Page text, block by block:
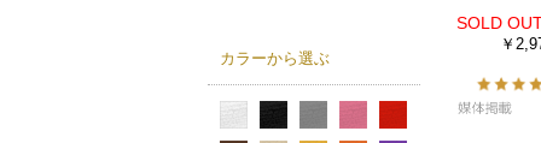
￥
カラーから選ぶ